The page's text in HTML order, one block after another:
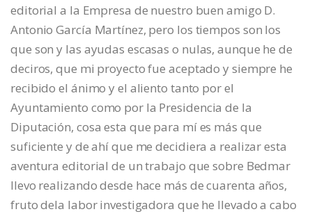
editorial a la Empresa de nuestro buen amigo D.
Antonio García Martínez, pero los tiempos son los
que son y las ayudas escasas o nulas, aunque he de
deciros, que mi proyecto fue aceptado y siempre he
recibido el ánimo y el aliento tanto por el
Ayuntamiento como por la Presidencia de la
Diputación, cosa esta que para mí es más que
suficiente y de ahí que me decidiera a realizar esta
aventura editorial de un trabajo que sobre Bedmar
llevo realizando desde hace más de cuarenta años,
fruto dela labor investigadora que he llevado a cabo